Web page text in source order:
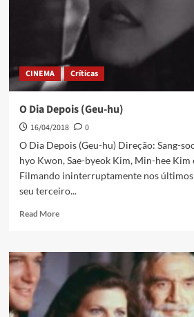
CINEMA Críticas
O Dia Depois (Geu-hu)
16/04/2018
0
O Dia Depois (Geu-hu) Direção: Sang-
hyo Kwon, Sae-byeok Kim, Min-hee Kim
Filmando ininterruptamente nos últimos
seu terceiro...
Read More